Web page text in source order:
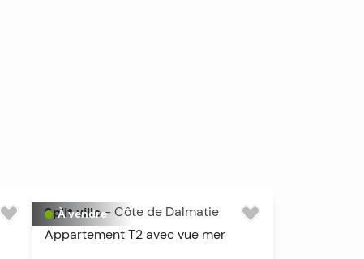
À vendre
Split ville - Côte de Dalmatie
Appartement T2 avec vue mer